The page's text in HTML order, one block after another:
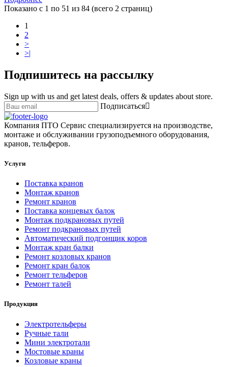
Показано с 1 по 51 из 84 (всего 2 страниц)
1
2
>
>|
Подпишитесь на рассылку
Sign up with us and get latest deals, offers & updates about store.
Подписаться
Компания ПТО Сервис специализируется на производстве,
монтаже и обслуживании грузоподъемного оборудования,
кранов, тельферов.
Услуги
Поставка кранов
Монтаж кранов
Ремонт кранов
Поставка концевых балок
Монтаж подкрановых путей
Ремонт подкрановых путей
Автоматический подгонщик коров
Монтаж кран балки
Ремонт козловых кранов
Ремонт кран балок
Ремонт тельферов
Ремонт талей
Продукция
Электротельферы
Ручные тали
Мини электротали
Мостовые краны
Козловые краны